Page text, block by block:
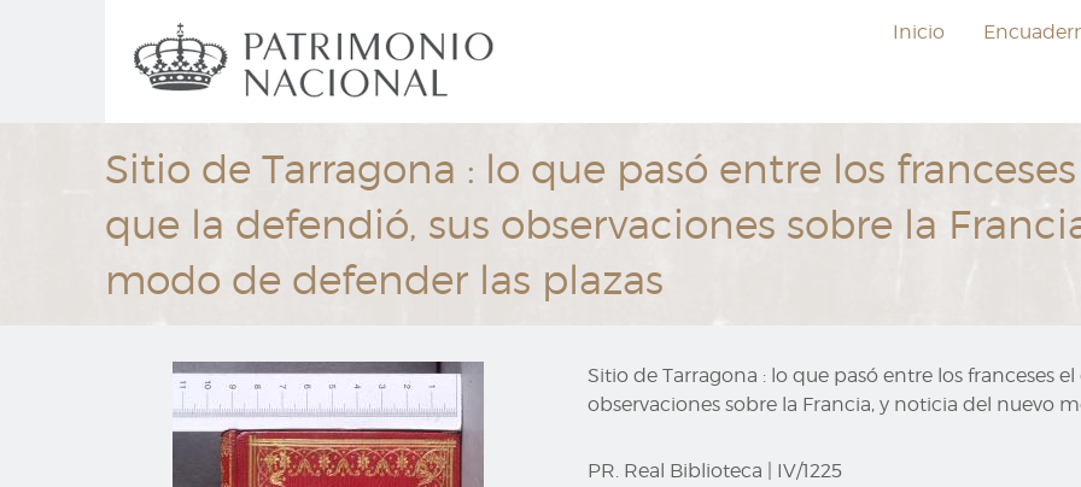
Navegación
principal
Inicio
Sitio de Tarragona : lo que pasó entre los
que la defendió, sus observaciones sobre la
modo de defender las plazas
Sitio de Tarragona : lo que pasó entre los franceses
observaciones sobre la Francia, y noticia del nuevo
PR. Real Biblioteca IV/1225